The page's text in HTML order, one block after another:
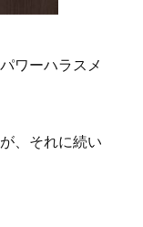
ワーハラスメ
、それに続い